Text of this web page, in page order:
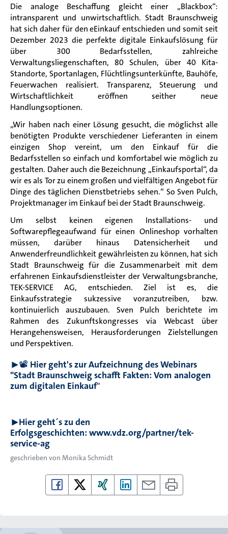
Die analoge Beschaffung gleicht einer „Blackbox“:
intransparent und unwirtschaftlich. Stadt Braunschweig
hat sich daher für den eEinkauf entschieden und somit seit
Dezember 2023 die perfekte digitale Einkaufslösung für
über 300 Bedarfsstellen, zahlreiche
Verwaltungsliegenschaften, 80 Schulen, über 40 Kita-
Standorte, Sportanlagen, Flüchtlingsunterkünfte, Bauhöfe,
Feuerwachen realisiert. Transparenz, Steuerung und
Wirtschaftlichkeit eröffnen seither neue
Handlungsoptionen.
„Wir haben nach einer Lösung gesucht, die möglichst alle
benötigten Produkte verschiedener Lieferanten in einem
einzigen Shop vereint, um den Einkauf für die
Bedarfsstellen so einfach und komfortabel wie möglich zu
gestalten. Daher auch die Bezeichnung „Einkaufsportal“, da
wir es als Tor zu einem großen und vielfältigen Angebot für
Dinge des täglichen Dienstbetriebs sehen.“ So Sven Pulch,
Projektmanager im Einkauf bei der Stadt Braunschweig.
Um selbst keinen eigenen Installations- und
Softwarepflegeaufwand für einen Onlineshop vorhalten
müssen, darüber hinaus Datensicherheit und
Anwenderfreundlichkeit gewährleisten zu können, hat sich
Stadt Braunschweig für die Zusammenarbeit mit dem
erfahrenen Einkaufsdienstleister der Verwaltungsbranche,
TEK-SERVICE AG, entschieden. Ziel ist es, die
Einkaufsstrategie sukzessive voranzutreiben, bzw.
kontinuierlich auszubauen. Sven Pulch berichtete im
Rahmen des Zukunftskongresses via Webcast über
Herangehensweisen, Herausforderungen Zielstellungen
und Perspektiven.
▶️📽️ Hier geht's zur Aufzeichnung des Webinars
"Stadt Braunschweig schafft Fakten: Vom analogen
zum digitalen Einkauf"
▶️Hier geht´s zu den
Erfolgsgeschichten: www.vdz.org/partner/tek-
service-ag
geschrieben von Monika Schmidt